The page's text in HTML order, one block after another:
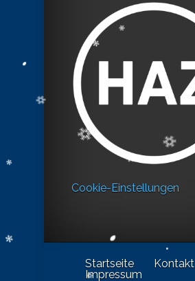
Cookie-Einstellungen
Startseite
Kontakt
Impressum